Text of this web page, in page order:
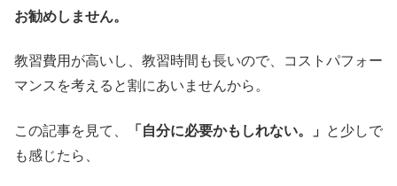
お勧めしません。
教習費用が高いし、教習時間も長いので、コストパフォー
マンスを考えると割にあいませんから。
この記事を見て、 「自分に必要かもしれない。」
と少しで
も感じたら、